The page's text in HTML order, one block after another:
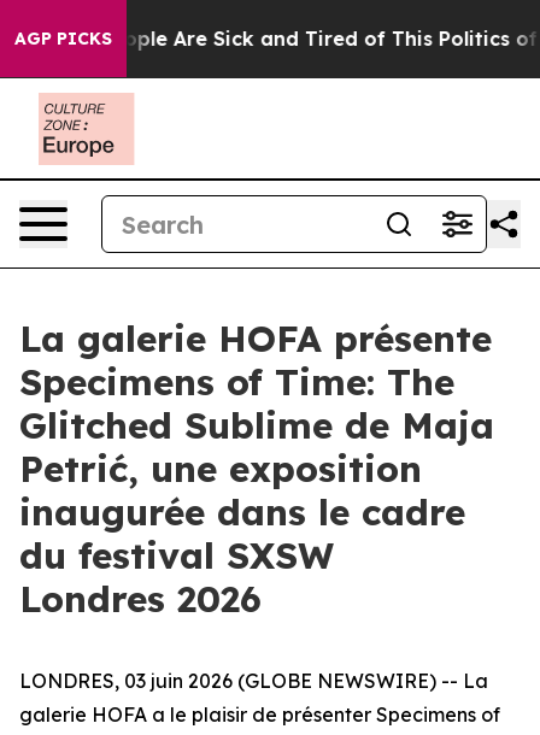
AGP PICKS
“People Are Sick and Tired of This Politics of
La galerie HOFA présente
Specimens of Time: The
Glitched Sublime de Maja
Petrić, une exposition
inaugurée dans le cadre
du festival SXSW
Londres 2026
LONDRES, 03 juin 2026 (GLOBE NEWSWIRE) -- La
galerie HOFA a le plaisir de présenter Specimens of